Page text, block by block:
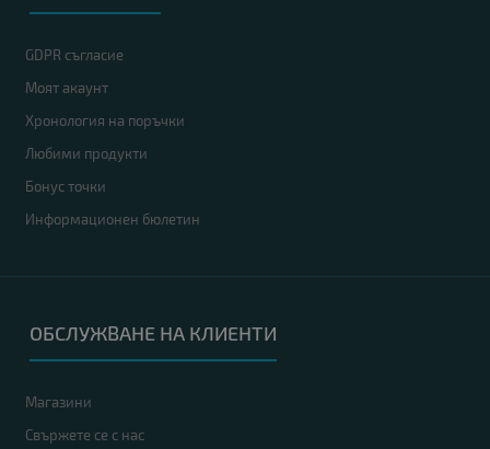
GDPR съгласие
Моят акаунт
Хронология на поръчки
Любими продукти
Бонус точки
Информационен бюлетин
ОБСЛУЖВАНЕ НА КЛИЕНТИ
Магазини
Свържете се с нас